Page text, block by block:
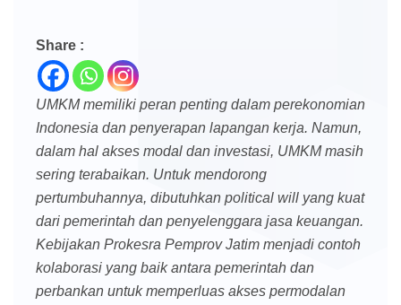
Share :
UMKM memiliki peran penting dalam perekonomian
Indonesia dan penyerapan lapangan kerja. Namun,
dalam hal akses modal dan investasi, UMKM masih
sering terabaikan. Untuk mendorong
pertumbuhannya, dibutuhkan political will yang kuat
dari pemerintah dan penyelenggara jasa keuangan.
Kebijakan Prokesra Pemprov Jatim menjadi contoh
kolaborasi yang baik antara pemerintah dan
perbankan untuk memperluas akses permodalan